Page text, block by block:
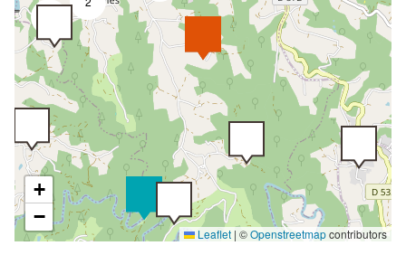
+
−
Leaflet | ©Openstreetmapcontributors